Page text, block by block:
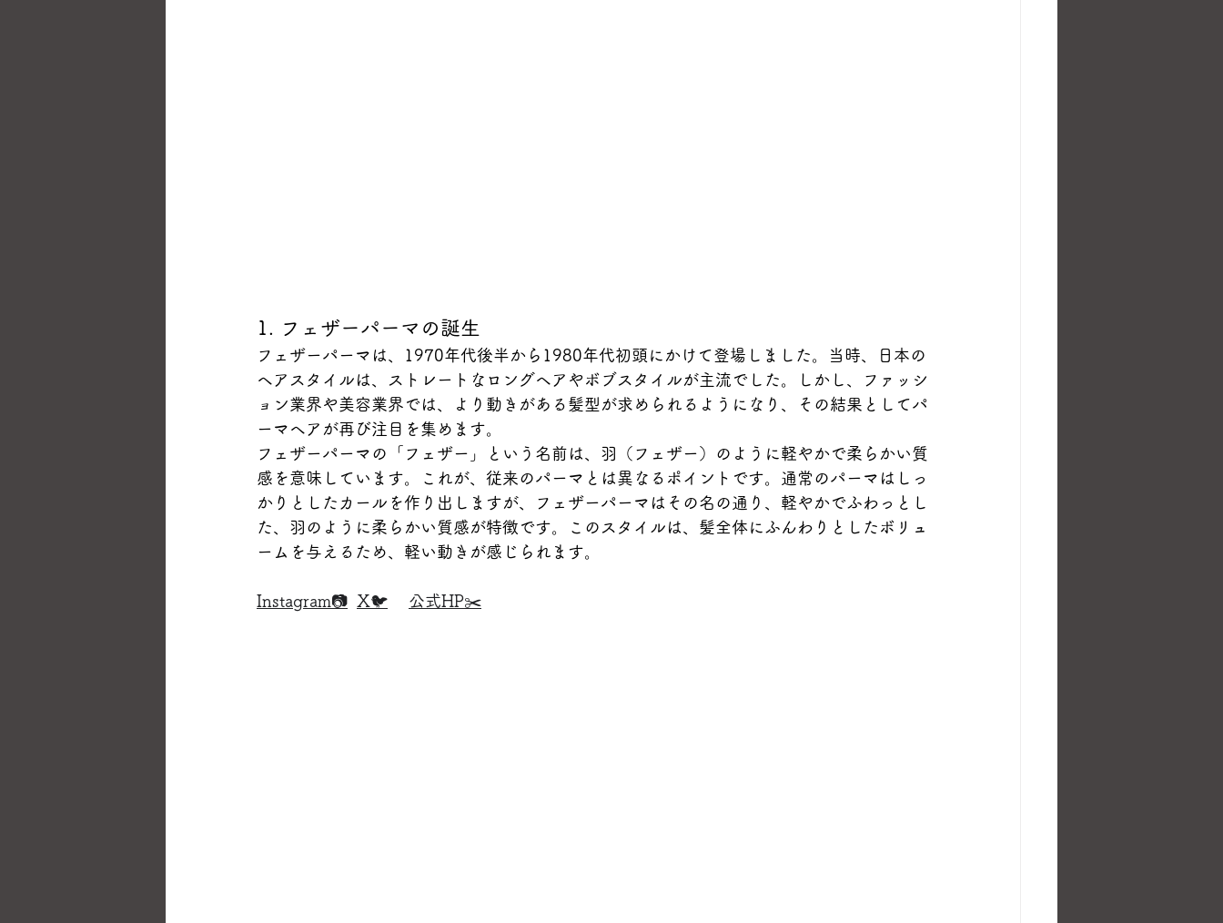
1. フェザーパーマの誕生
フェザーパーマは、1970年代後半から1980年代初頭にかけて登場しました。当時、日本の
ヘアスタイルは、ストレートなロングヘアやボブスタイルが主流でした。しかし、ファッシ
ョン業界や美容業界では、より動きがある髪型が求められるようになり、その結果としてパ
ーマヘアが再び注目を集めます。
フェザーパーマの「フェザー」という名前は、羽（フェザー）のように軽やかで柔らかい質
感を意味しています。これが、従来のパーマとは異なるポイントです。通常のパーマはしっ
かりとしたカールを作り出しますが、フェザーパーマはその名の通り、軽やかでふわっとし
た、羽のように柔らかい質感が特徴です。このスタイルは、髪全体にふんわりとしたボリュ
ームを与えるため、軽い動きが感じられます。
Instagram📷 X🐦 公式HP✂️